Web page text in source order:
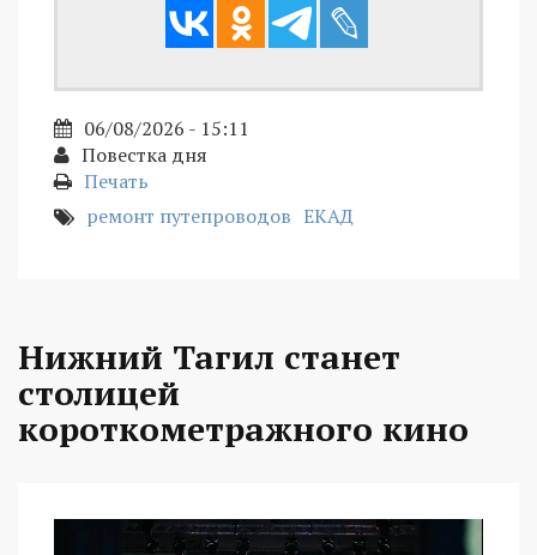
06/08/2026 - 15:11
Повестка дня
Печать
ремонт путепроводов ЕКАД
Нижний Тагил станет
столицей
короткометражного кино